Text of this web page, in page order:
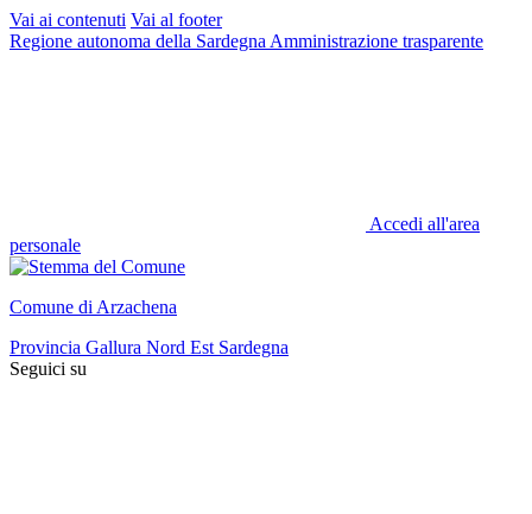
Vai ai contenuti Vai al footer
Regione autonoma della Sardegna Amministrazione trasparente
Accedi all'area
personale
Comune di Arzachena
Provincia Gallura Nord Est Sardegna
Seguici su